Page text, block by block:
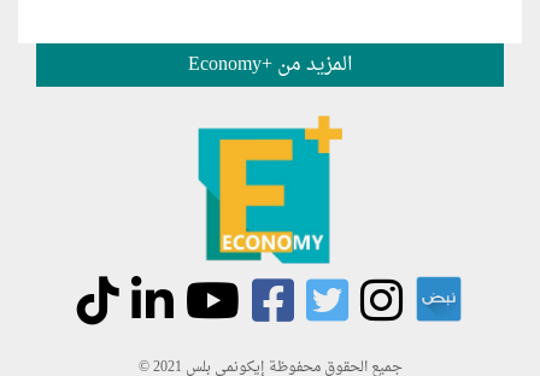
المزيد من +Economy
جميع الحقوق محفوظة إيكونمي بلس 2021 ©